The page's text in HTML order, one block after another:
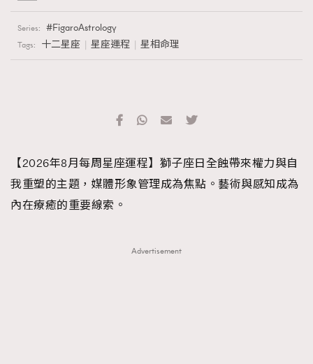
Series: FigaroAstrology
Tags: 十二星座 星座運程 星相命理
【2026年8月每周星座運程】獅子座日全蝕帶來權力與自
我重塑的主題，媒體形象管理成為焦點。藝術與感知成為
內在療癒的重要線索。
Advertisement